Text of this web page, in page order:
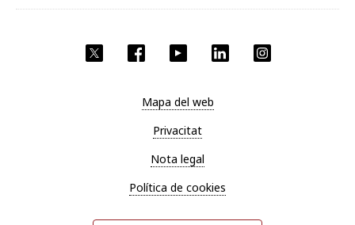
Facebook YouTube LinkedIn
Mapa del web
Privacitat
Nota legal
Política de cookies